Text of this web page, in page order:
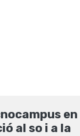
en
al so i a la